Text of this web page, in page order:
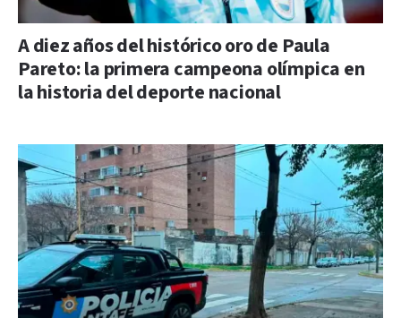
A diez años del histórico oro de Paula
Pareto: la primera campeona olímpica en
la historia del deporte nacional